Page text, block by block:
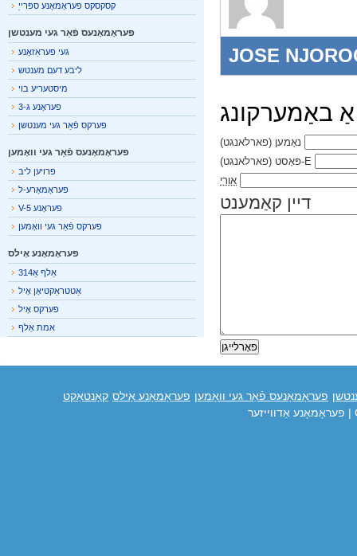
JOSE
באַמערקונג
נאָמען(פארלאנגט)
(פארלאנגט)
אורי
דיין קאַמענט
קסקסקס פעראָמאָנע ספּרייַ
פעראָמאָנעס פֿאַר געי מענטשן
געי פעראַזאָנע
ליבע דעם מענטש
מיסטעריע בוי
פעראָנע ג-3
פערקס פֿאַר געי מענטשן
פעראָמאָנעס פֿאַר געי וואָמען
פרויען ליב
פעראָמאָרע-ל
פעראָנע V-5
פערקס פֿאַר געי וואָמען
פעראָמאָנע אָילס
אַלף אַ314
אַטטראַקטיאָן אָיל
פערקס אָיל
אמת אַלף
פעראָמאָנעס פֿאַר געי וואָמען פעראָמאָנע אָילס קאָנטאַקט
אַדווייזער